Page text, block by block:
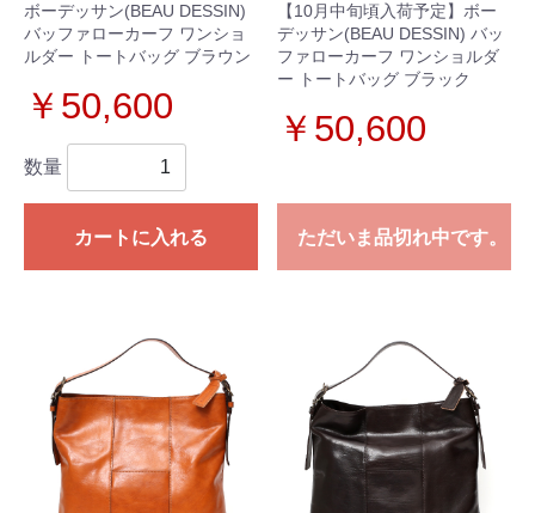
ボーデッサン(BEAU DESSIN)
バッファローカーフ ワンショ
ルダー トートバッグ ブラウン
￥50,600
数量
カートに入れる
【10月中旬頃入荷予定】ボー
デッサン(BEAU DESSIN) バッ
ファローカーフ ワンショルダ
ー トートバッグ ブラック
￥50,600
ただいま品切れ中です。